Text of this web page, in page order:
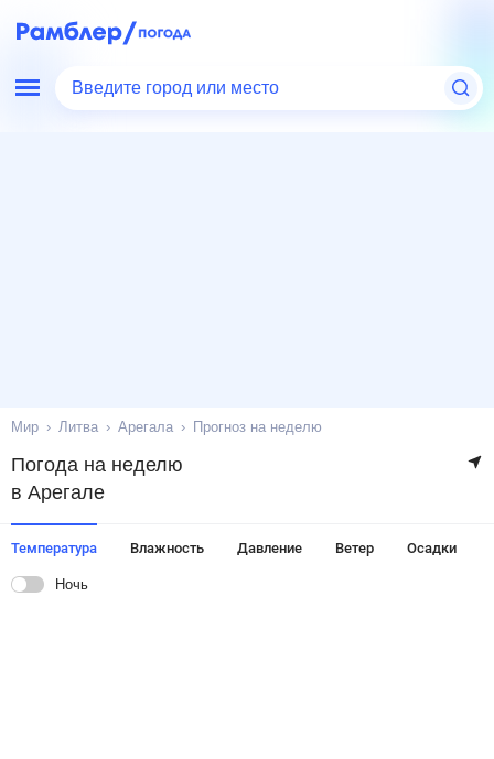
Введите город или место
Мир Литва Арегала Прогноз на неделю
Погода на неделю
в Арегале
Температура Влажность Давление Ветер Осадки
Ночь